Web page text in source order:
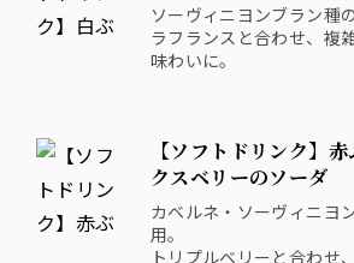
ソーヴィニヨンブラン種
ラフランスと合わせ、複
味わいに。
【ソフトドリンク】赤ぶどうとミッ
クスベリーのソーダ
カベルネ・ソーヴィニヨ
用。
トリプルベリーと合わせ